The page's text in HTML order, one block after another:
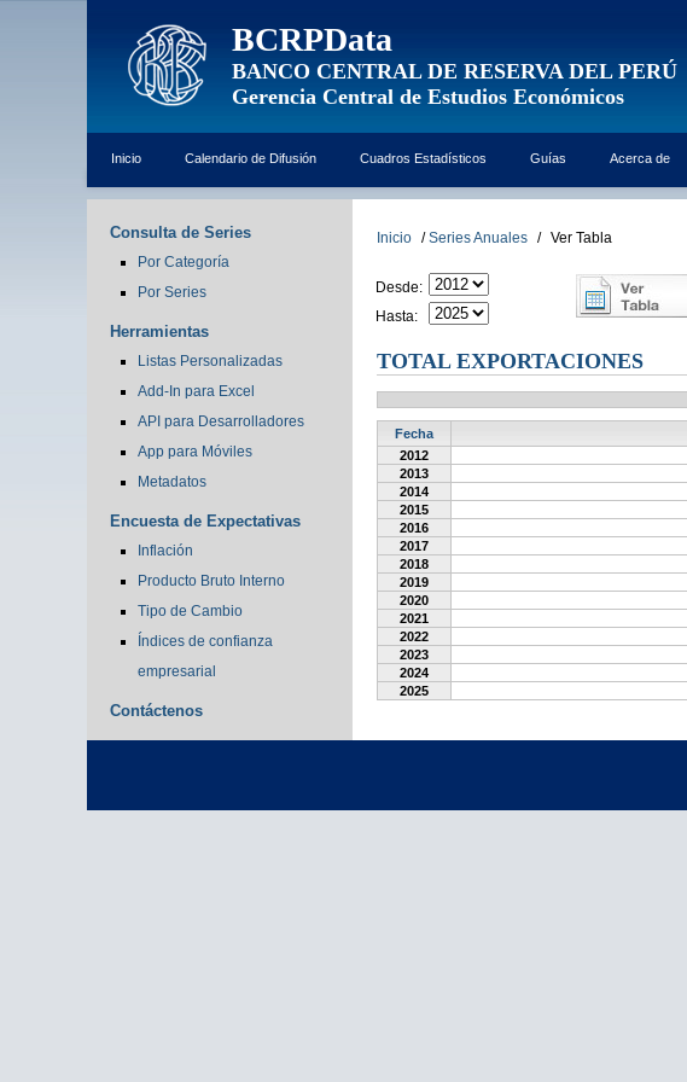
BCRPData
BANCO CENTRAL DE RESERVA DEL PERÚ
Gerencia Central de Estudios Económicos
Inicio Calendario de Difusión Cuadros Estadísticos Guías Acerca de
Consulta de Series
Por Categoría
Por Series
Herramientas
Listas Personalizadas
Add-In para Excel
API para Desarrolladores
App para Móviles
Metadatos
Encuesta de Expectativas
Inflación
Producto Bruto Interno
Tipo de Cambio
Índices de confianza
empresarial
Contáctenos
Inicio / Series Anuales / Ver Tabla
Desde:
Hasta:
TOTAL EXPORTACIONES
Fecha
2012
2013
2014
2015
2016
2017
2018
2019
2020
2021
2022
2023
2024
2025